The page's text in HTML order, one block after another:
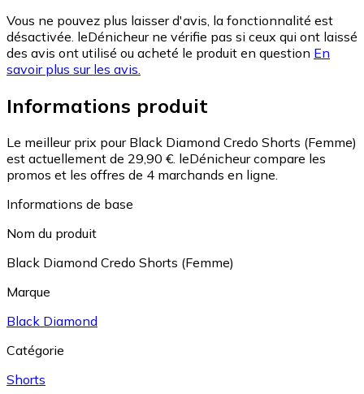
Vous ne pouvez plus laisser d'avis, la fonctionnalité est
désactivée. leDénicheur ne vérifie pas si ceux qui ont laissé
des avis ont utilisé ou acheté le produit en question En
savoir plus sur les avis.
Informations produit
Le meilleur prix pour Black Diamond Credo Shorts (Femme)
est actuellement de 29,90 €. leDénicheur compare les
promos et les offres de 4 marchands en ligne.
Informations de base
Nom du produit
Black Diamond Credo Shorts (Femme)
Marque
Black Diamond
Catégorie
Shorts